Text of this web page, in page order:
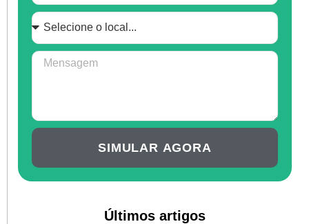
SIMULAR AGORA
Últimos artigos